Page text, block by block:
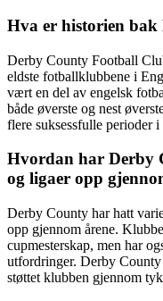
Hva er historien
Derby County Football
eldste fotballklubbene i
vært en del av engelsk
både øverste og nest
flere suksessfulle perioder
Hvordan har Derby
og ligaer opp
Derby County har hatt
opp gjennom årene.
cupmesterskap, men har
utfordringer. Derby County
støttet klubben gjennom